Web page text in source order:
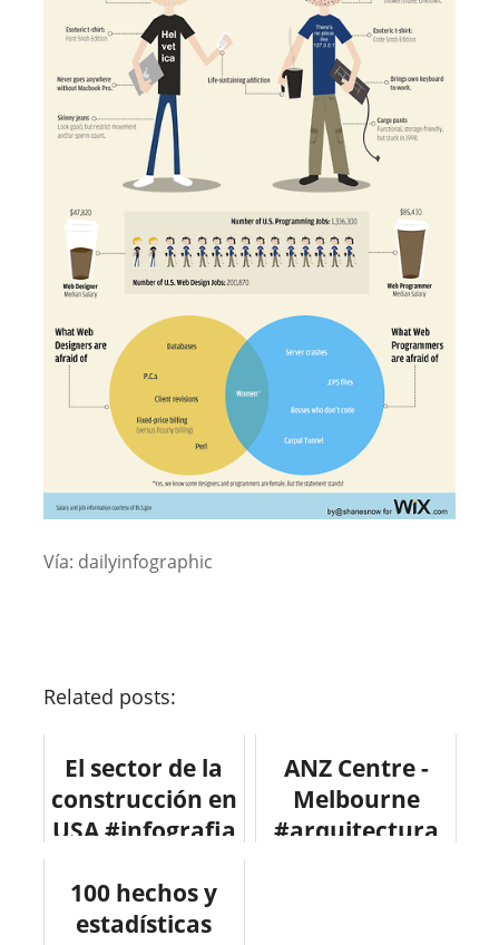
Vía: dailyinfographic
Related posts:
El sector de la
construcción en
USA #infografia
#economia
#construccion
ANZ Centre -
Melbourne
#arquitectura
100 hechos y
estadísticas